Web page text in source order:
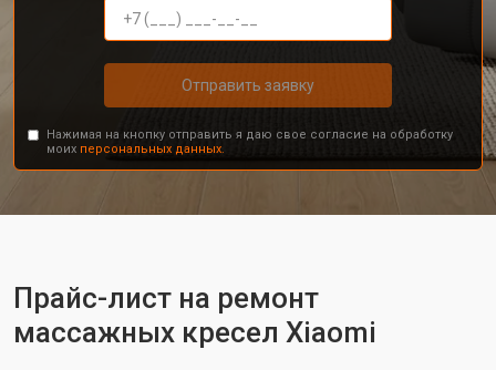
Отправить заявку
Нажимая на кнопку отправить я даю свое согласие на обработку
моих персональных данных.
Прайс-лист на ремонт
массажных кресел Xiaomi